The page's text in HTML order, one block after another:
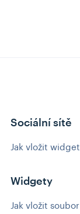
Sociální sítě
Jak vložit
Widgety
Jak vložit